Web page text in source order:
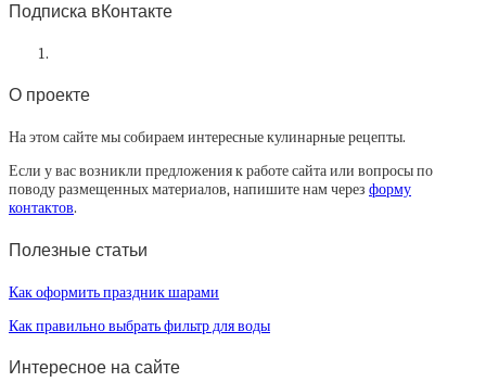
Подписка вКонтакте
О проекте
На этом сайте мы собираем интересные кулинарные рецепты.
Если у вас возникли предложения к работе сайта или вопросы по
поводу размещенных материалов, напишите нам через форму
контактов.
Полезные статьи
Как оформить праздник шарами
Как правильно выбрать фильтр для воды
Интересное на сайте